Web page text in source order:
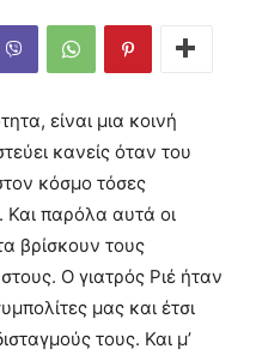
είναι μια κοινή
κανείς όταν του
κόσμο τόσες
Και παρόλα αυτά οι
βρίσκουν τους
Ο γιατρός Ριέ ήταν
μας και έτσι
τους. Και μ’